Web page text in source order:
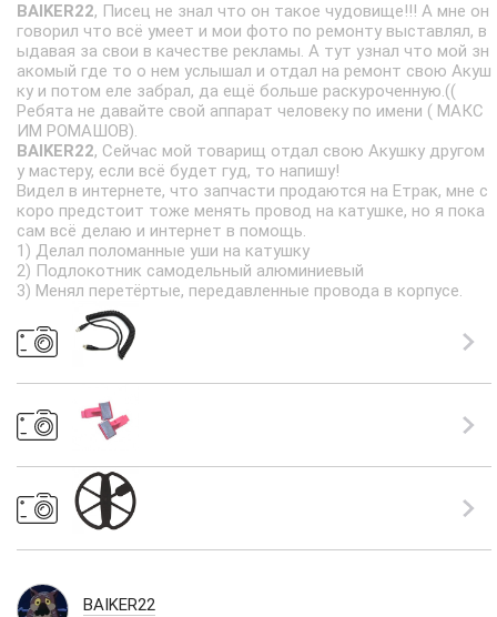
BAIKER22, Писец не знал что он такое чудовище!!! А мне он
говорил что всё умеет и мои фото по ремонту выставлял, в
ыдавая за свои в качестве рекламы. А тут узнал что мой зн
акомый где то о нем услышал и отдал на ремонт свою Акуш
ку и потом еле забрал, да ещё больше раскуроченную.((
Ребята не давайте свой аппарат человеку по имени ( МАКС
ИМ РОМАШОВ).
BAIKER22, Сейчас мой товарищ отдал свою Акушку другом
у мастеру, если всё будет гуд, то напишу!
Видел в интернете, что запчасти продаются на Етрак, мне с
коро предстоит тоже менять провод на катушке, но я пока
сам всё делаю и интернет в помощь.
1) Делал поломанные уши на катушку
2) Подлокотник самодельный алюминиевый
3) Менял перетёртые, передавленные провода в корпусе.
BAIKER22